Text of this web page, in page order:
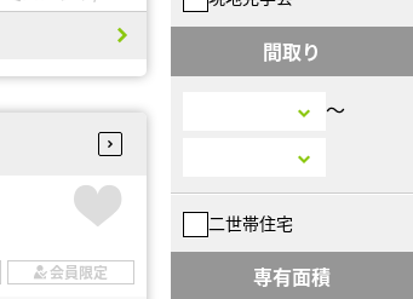
会員限定
間取り
〜
二世帯住宅
専有面積